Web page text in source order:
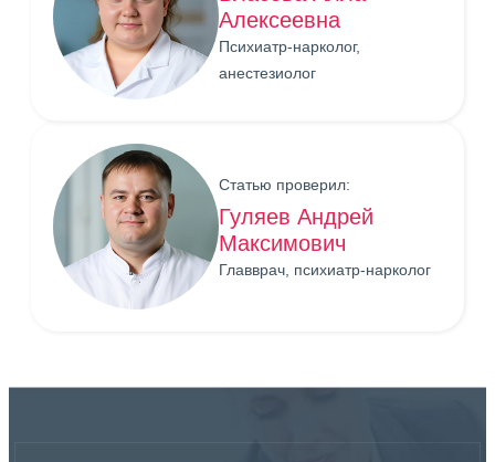
Алексеевна
Психиатр-нарколог,
анестезиолог
Статью проверил:
Гуляев Андрей
Максимович
Главврач, психиатр-нарколог